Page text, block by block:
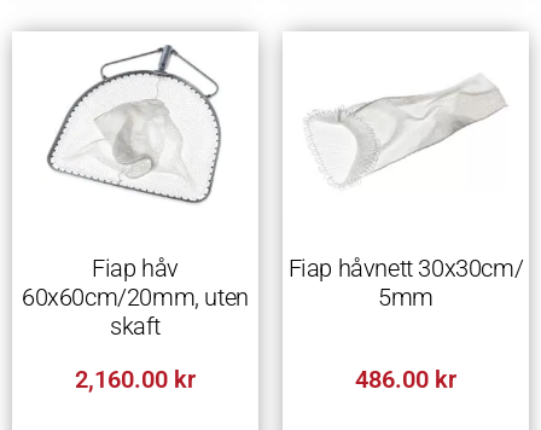
Fiap håv
60x60cm/20mm, uten
skaft
2,160.00 kr
Fiap håvnett 30x30cm/
5mm
486.00 kr